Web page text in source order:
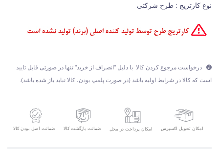
نوع کارتریج : طرح شرکتی
درخواست مرجوع کردن کالا با دلیل "انصراف از خرید" تنها در صورتی قابل تایید
است که کالا در شرایط اولیه باشد (در صورت پلمپ بودن، کالا نباید باز شده باشد).
امکان تحویل اکسپرس امکان پرداخت در محل ضمانت بازگشت کالا ضمانت اصل بودن کالا